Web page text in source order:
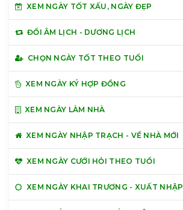
XEM NGÀY TỐT XẤU, NGÀY ĐẸP
ĐỔI ÂM LỊCH - DƯƠNG LỊCH
CHỌN NGÀY TỐT THEO TUỔI
XEM NGÀY KÝ HỢP ĐỒNG
XEM NGÀY LÀM NHÀ
XEM NGÀY NHẬP TRẠCH - VỀ NHÀ MỚI
XEM NGÀY CƯỚI HỎI THEO TUỔI
XEM NGÀY KHAI TRƯƠNG - XUẤT NHẬP